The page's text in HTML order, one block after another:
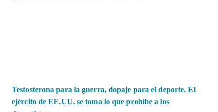
Testosterona para la guerra, dopaje para el deporte. El
ejército de EE.UU. se toma lo que prohíbe a los